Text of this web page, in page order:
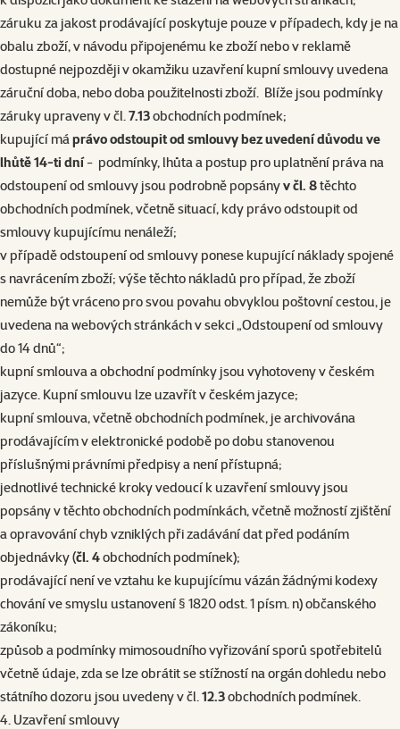
záruku za jakost prodávající poskytuje pouze v případech, kdy je na
obalu zboží, v návodu připojenému ke zboží nebo v reklamě
dostupné nejpozději v okamžiku uzavření kupní smlouvy uvedena
záruční doba, nebo doba použitelnosti zboží. Blíže jsou podmínky
záruky upraveny v čl.7.13obchodních podmínek;
kupující máprávo odstoupit od smlouvy bez uvedení důvodu ve
lhůtě 14-ti dní- podmínky, lhůta a postup pro uplatnění práva na
odstoupení od smlouvy jsou podrobně popsányv čl. 8těchto
obchodních podmínek, včetně situací, kdy právo odstoupit od
smlouvy kupujícímu nenáleží;
v případě odstoupení od smlouvy ponese kupující náklady spojené
s navrácením zboží; výše těchto nákladů pro případ, že zboží
nemůže být vráceno pro svou povahu obvyklou poštovní cestou, je
uvedena na webových stránkách v sekci „Odstoupení od smlouvy
do 14 dnů“;
kupní smlouva a obchodní podmínky jsou vyhotoveny v českém
jazyce. Kupní smlouvu lze uzavřít v českém jazyce;
kupní smlouva, včetně obchodních podmínek, je archivována
prodávajícím v elektronické podobě po dobu stanovenou
příslušnými právními předpisy a není přístupná;
jednotlivé technické kroky vedoucí k uzavření smlouvy jsou
popsány v těchto obchodních podmínkách, včetně možností zjištění
a opravování chyb vzniklých při zadávání dat před podáním
objednávky (čl. 4obchodních podmínek);
prodávající není ve vztahu ke kupujícímu vázán žádnými kodexy
chování ve smyslu ustanovení § 1820 odst. 1 písm. n) občanského
zákoníku;
způsob a podmínky mimosoudního vyřizování sporů spotřebitelů
včetně údaje, zda se lze obrátit se stížností na orgán dohledu nebo
státního dozoru jsou uvedeny v čl.12.3obchodních podmínek.
4. Uzavření smlouvy